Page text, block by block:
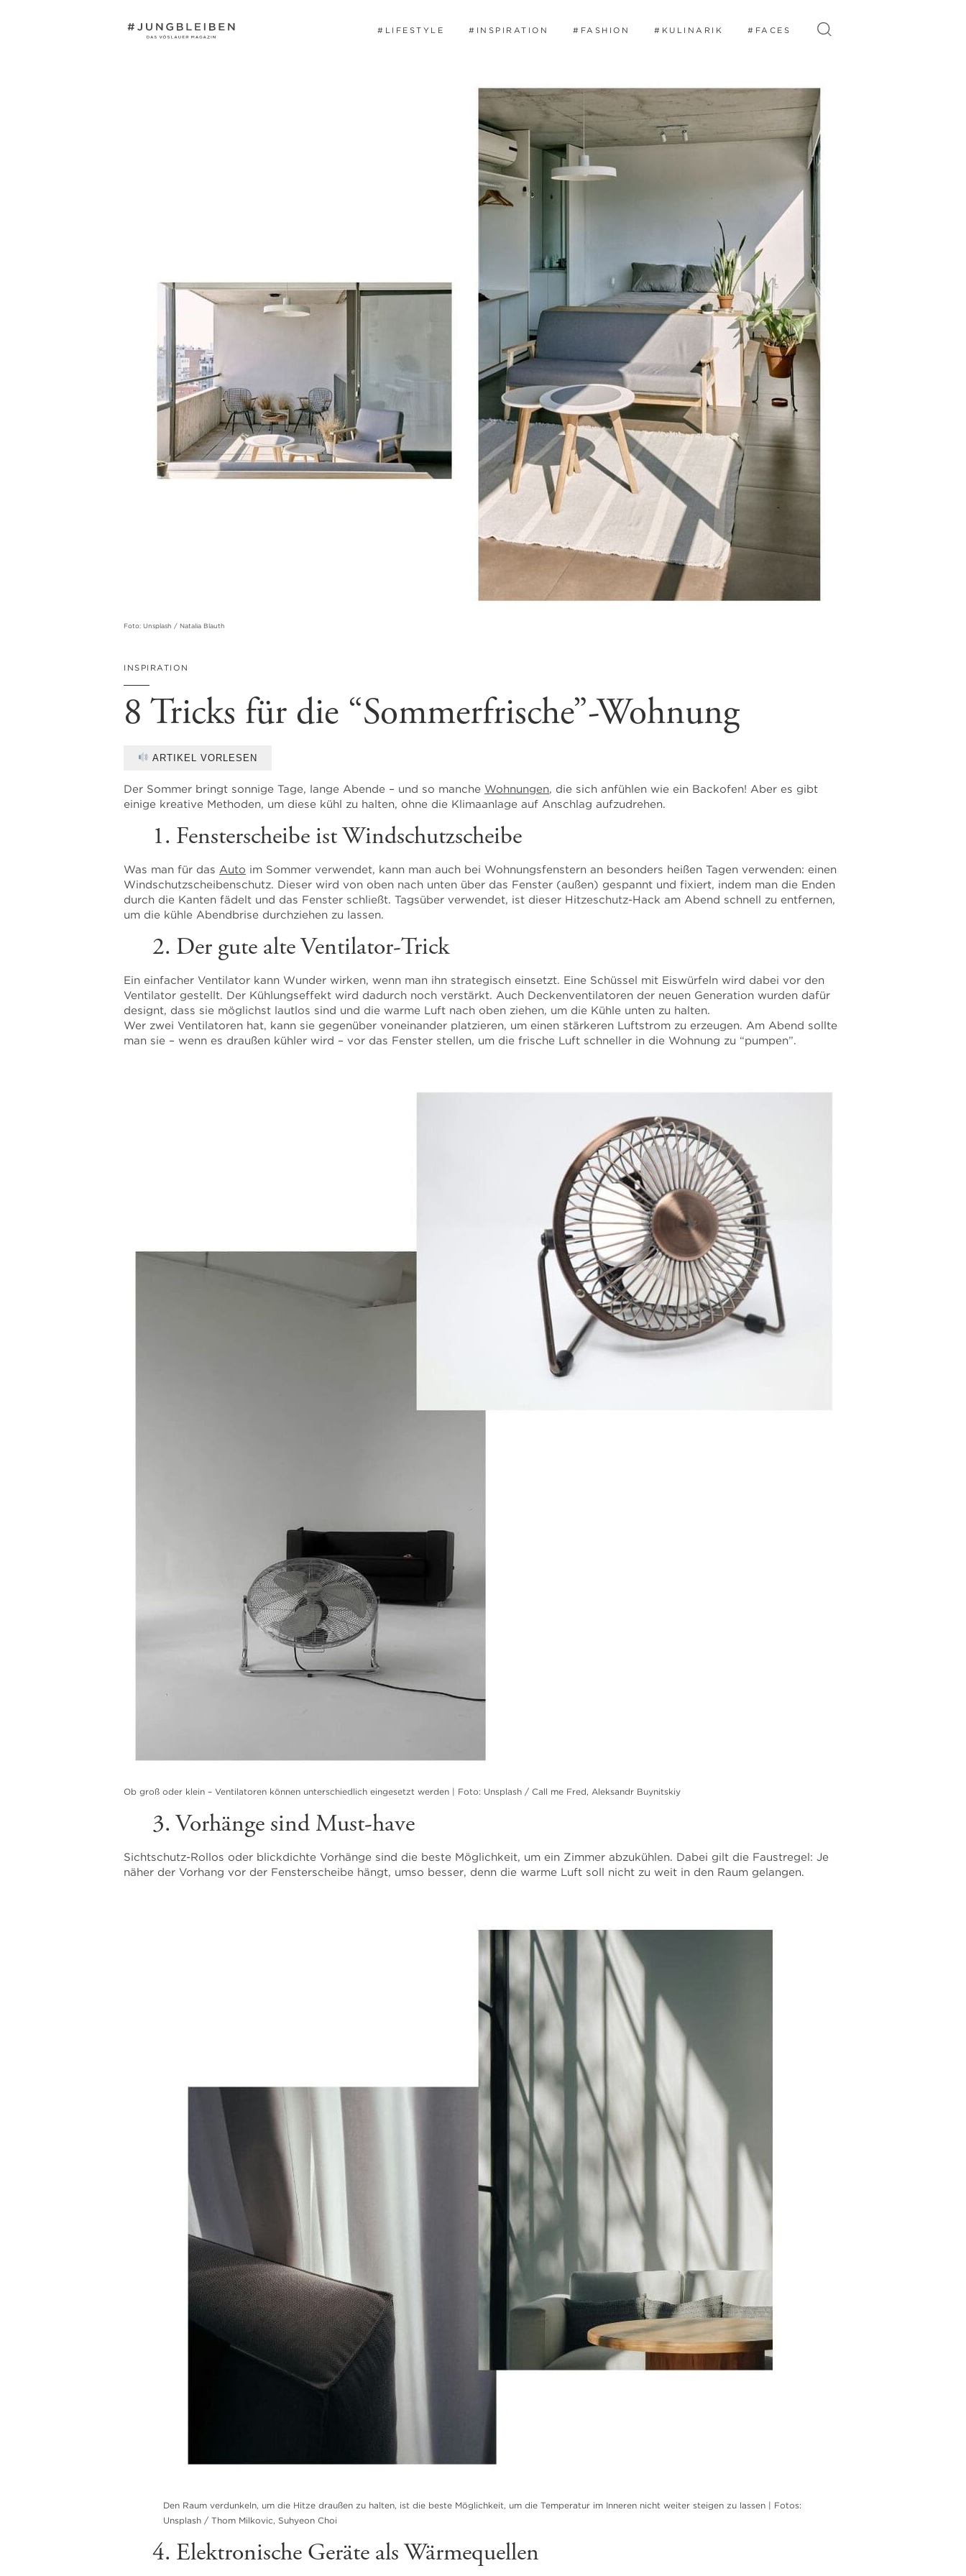
#LIFESTYLE #INSPIRATION #FASHION #KULINARIK #FACES
Foto: Unsplash / Natalia Blauth
INSPIRATION
8 Tricks für die “Sommerfrische”-Wohnung
ARTIKEL VORLESEN
Der Sommer bringt sonnige Tage, lange Abende – und so manche Wohnungen, die sich anfühlen wie ein Backofen! Aber es gibt
einige kreative Methoden, um diese kühl zu halten, ohne die Klimaanlage auf Anschlag aufzudrehen.
1. Fensterscheibe ist Windschutzscheibe
Was man für das Auto im Sommer verwendet, kann man auch bei Wohnungsfenstern an besonders heißen Tagen verwenden: einen
Windschutzscheibenschutz. Dieser wird von oben nach unten über das Fenster (außen) gespannt und fixiert, indem man die Enden
durch die Kanten fädelt und das Fenster schließt. Tagsüber verwendet, ist dieser Hitzeschutz-Hack am Abend schnell zu entfernen,
um die kühle Abendbrise durchziehen zu lassen.
2. Der gute alte Ventilator-Trick
Ein einfacher Ventilator kann Wunder wirken, wenn man ihn strategisch einsetzt. Eine Schüssel mit Eiswürfeln wird dabei vor den
Ventilator gestellt. Der Kühlungseffekt wird dadurch noch verstärkt. Auch Deckenventilatoren der neuen Generation wurden dafür
designt, dass sie möglichst lautlos sind und die warme Luft nach oben ziehen, um die Kühle unten zu halten.
Wer zwei Ventilatoren hat, kann sie gegenüber voneinander platzieren, um einen stärkeren Luftstrom zu erzeugen. Am Abend sollte
man sie – wenn es draußen kühler wird – vor das Fenster stellen, um die frische Luft schneller in die Wohnung zu “pumpen”.
Ob groß oder klein – Ventilatoren können unterschiedlich eingesetzt werden | Foto: Unsplash / Call me Fred, Aleksandr Buynitskiy
3. Vorhänge sind Must-have
Sichtschutz-Rollos oder blickdichte Vorhänge sind die beste Möglichkeit, um ein Zimmer abzukühlen. Dabei gilt die Faustregel: Je
näher der Vorhang vor der Fensterscheibe hängt, umso besser, denn die warme Luft soll nicht zu weit in den Raum gelangen.
Den Raum verdunkeln, um die Hitze draußen zu halten, ist die beste Möglichkeit, um die Temperatur im Inneren nicht weiter steigen zu lassen | Fotos:
Unsplash / Thom Milkovic, Suhyeon Choi
4. Elektronische Geräte als Wärmequellen